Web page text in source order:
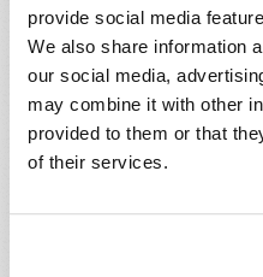
provide social media
We also share information
our social media,
may combine it with other
provided to them or that
of their services.